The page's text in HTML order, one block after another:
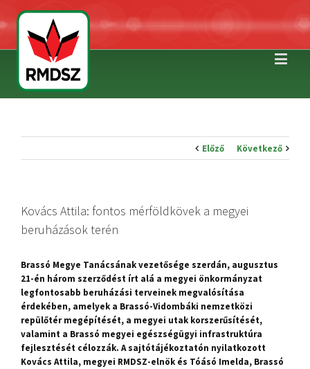
Előző Következő
Kovács Attila: fontos mérföldkövek a megyei
beruházások terén
Brassó Megye Tanácsának vezetősége szerdán, augusztus
21-én három szerződést írt alá a megyei önkormányzat
legfontosabb beruházási terveinek megvalósítása
érdekében, amelyek a Brassó-Vidombáki nemzetközi
repülőtér megépítését, a megyei utak korszerűsítését,
valamint a Brassó megyei egészségügyi infrastruktúra
fejlesztését célozzák. A sajtótájékoztatón nyilatkozott
Kovács Attila, megyei RMDSZ-elnök és Tóásó Imelda, Brassó